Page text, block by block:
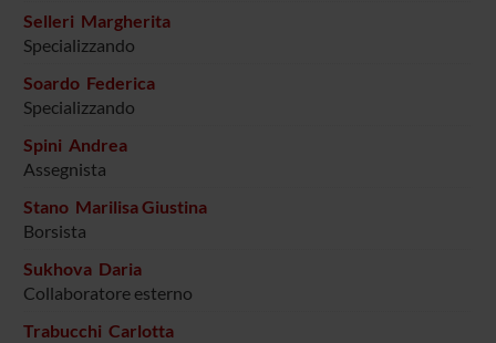
Selleri Margherita
Specializzando
Soardo Federica
Specializzando
Spini Andrea
Assegnista
Stano Marilisa Giustina
Borsista
Sukhova Daria
Collaboratore esterno
Trabucchi Carlotta